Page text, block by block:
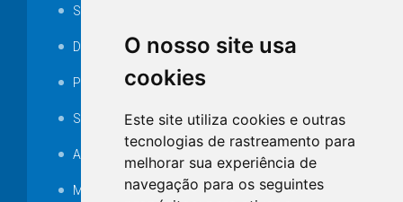
O nosso site usa
cookies
Este site utiliza cookies e outras
tecnologias de rastreamento para
melhorar sua experiência de
navegação para os seguintes
Serviços ISS-E
Decretos
Portarias
SAMAE
Audiência pública
MANUTENÇÃO DE ILUMINAÇÃO PÚBLICA